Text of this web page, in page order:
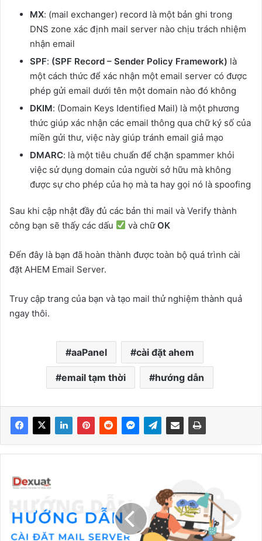
MX: (mail exchanger) record là một bản ghi trong
DNS zone xác định mail server nào chịu trách nhiệm
nhận email
SPF: (SPF Record – Sender Policy Framework) là
một cách thức để xác nhận một email server có được
phép gửi email dưới tên một domain nào đó không
DKIM: (Domain Keys Identified Mail) là một phương
thức giúp xác nhận các email thông qua chữ ký số của
miền gửi thư, việc này giúp tránh email giả mạo
DMARC: là một tiêu chuẩn để chặn spammer khỏi
việc sử dụng domain của người sở hữu mà không
được sự cho phép của họ mà ta hay gọi nó là spoofing
Sau khi cập nhật đầy đủ các bản thi mail và Verify thành
công bạn sẽ thấy các dấu
và chữOK
Đến đây là bạn đã hoàn thành được toàn bộ quá trình cài
đặt AHEM Email Server.
Truy cập trang của bạn và tạo mail thử nghiệm thành quả
ngay thôi.
aaPanel cài đặt ahem
email tạm thời hướng dẫn
dẫn
Mail
Server